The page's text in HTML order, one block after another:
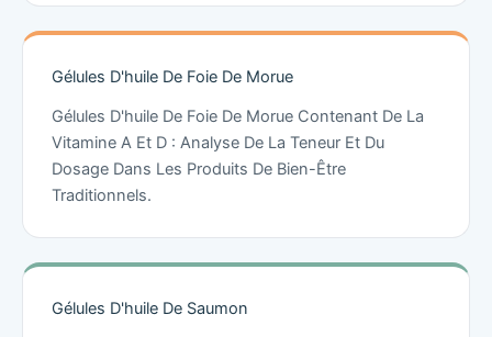
Gélules D'huile De Foie De Morue
Gélules D'huile De Foie De Morue Contenant De La
Vitamine A Et D : Analyse De La Teneur Et Du
Dosage Dans Les Produits De Bien-Être
Traditionnels.
Gélules D'huile De Saumon